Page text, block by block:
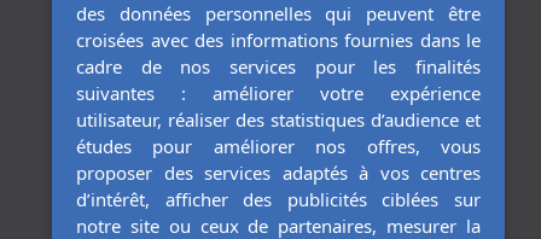
Portails Clôtures Garde-corps
Portails
Clôtures
Gardes corps
Pergolas Carports Stores
des données personnelles qui peuvent être
croisées avec des informations fournies dans le
cadre de nos services pour les finalités
suivantes : améliorer votre expérience
utilisateur, réaliser des statistiques d’audience et
études pour améliorer nos offres, vous
proposer des services adaptés à vos centres
d’intérêt, afficher des publicités ciblées sur
notre site ou ceux de partenaires, mesurer la